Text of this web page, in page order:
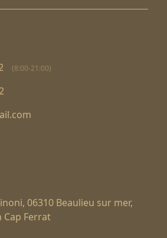
(8:00-21:00)
06310 Beaulieu sur mer,
Cap Ferrat